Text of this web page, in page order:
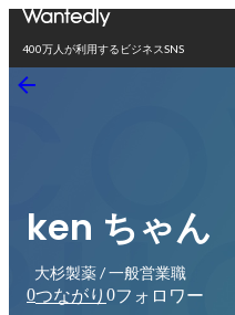
400万人が利用するビジネスSNS
ken ちゃん
大杉製薬 / 一般営業職
0つながり 0フォロワー